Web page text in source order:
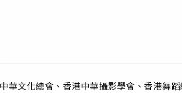
華文化總會、香港中華攝影學會、香港舞